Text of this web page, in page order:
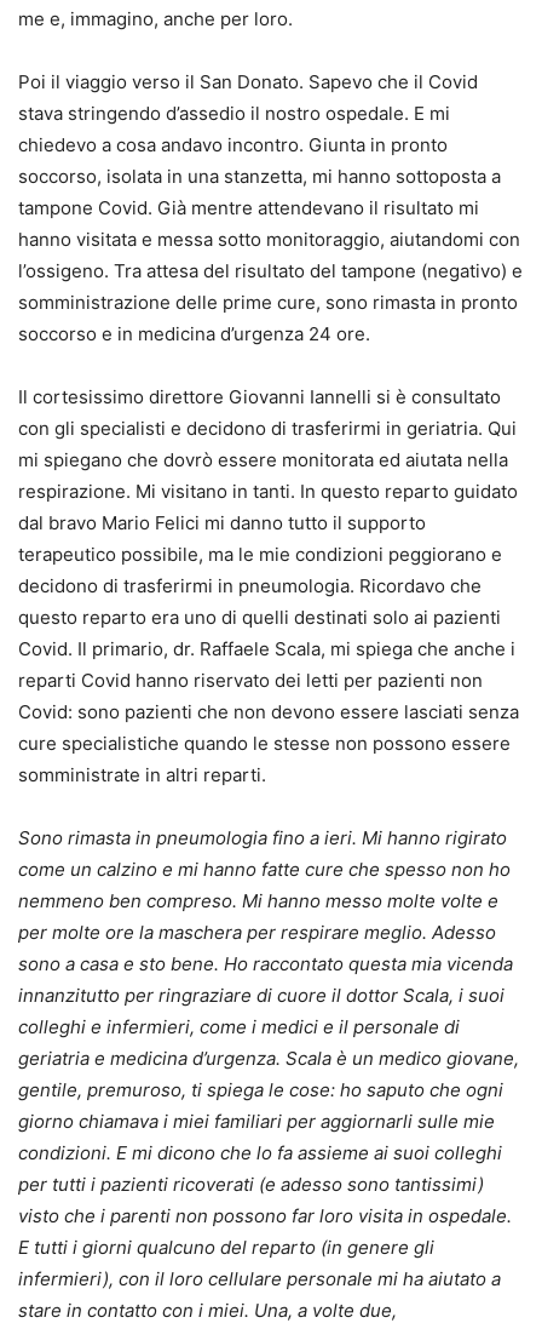
me e, immagino, anche per loro.
Poi il viaggio verso il San Donato. Sapevo che il Covid
stava stringendo d’assedio il nostro ospedale. E mi
chiedevo a cosa andavo incontro. Giunta in pronto
soccorso, isolata in una stanzetta, mi hanno sottoposta a
tampone Covid. Già mentre attendevano il risultato mi
hanno visitata e messa sotto monitoraggio, aiutandomi con
l’ossigeno. Tra attesa del risultato del tampone (negativo) e
somministrazione delle prime cure, sono rimasta in pronto
soccorso e in medicina d’urgenza 24 ore.
Il cortesissimo direttore Giovanni Iannelli si è consultato
con gli specialisti e decidono di trasferirmi in geriatria. Qui
mi spiegano che dovrò essere monitorata ed aiutata nella
respirazione. Mi visitano in tanti. In questo reparto guidato
dal bravo Mario Felici mi danno tutto il supporto
terapeutico possibile, ma le mie condizioni peggiorano e
decidono di trasferirmi in pneumologia. Ricordavo che
questo reparto era uno di quelli destinati solo ai pazienti
Covid. Il primario, dr. Raffaele Scala, mi spiega che anche i
reparti Covid hanno riservato dei letti per pazienti non
Covid: sono pazienti che non devono essere lasciati senza
cure specialistiche quando le stesse non possono essere
somministrate in altri reparti.
Sono rimasta in pneumologia fino a ieri. Mi hanno rigirato
come un calzino e mi hanno fatte cure che spesso non ho
nemmeno ben compreso. Mi hanno messo molte volte e
per molte ore la maschera per respirare meglio. Adesso
sono a casa e sto bene. Ho raccontato questa mia vicenda
innanzitutto per ringraziare di cuore il dottor Scala, i suoi
colleghi e infermieri, come i medici e il personale di
geriatria e medicina d’urgenza. Scala è un medico giovane,
gentile, premuroso, ti spiega le cose: ho saputo che ogni
giorno chiamava i miei familiari per aggiornarli sulle mie
condizioni. E mi dicono che lo fa assieme ai suoi colleghi
per tutti i pazienti ricoverati (e adesso sono tantissimi)
visto che i parenti non possono far loro visita in ospedale.
E tutti i giorni qualcuno del reparto (in genere gli
infermieri), con il loro cellulare personale mi ha aiutato a
stare in contatto con i miei. Una, a volte due,